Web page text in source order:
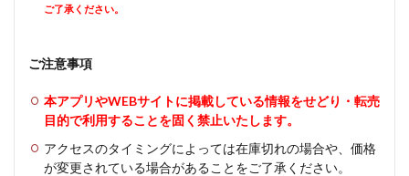
ご了承ください。
ご注意事項
本アプリやWEBサイトに掲載している情報をせどり・転売
目的で利用することを固く禁止いたします。
アクセスのタイミングによっては在庫切れの場合や、価格
が変更されている場合があることをご了承ください。